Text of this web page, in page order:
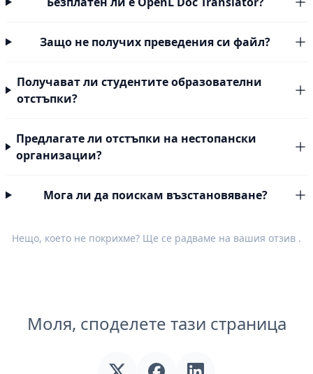
Защо не получих преведения си файл?
Получават ли студентите образователни
отстъпки?
Предлагате ли отстъпки на нестопански
организации?
Мога ли да поискам възстановяване?
Нещо, което не покрихме? Ще се радваме на вашия отзив .
Моля, споделете тази страница